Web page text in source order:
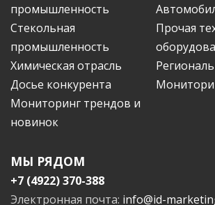
промышленность
Стекольная
промышленность
Прочая
Химическая отрасль
Досье конкурента
Мониторинг трендов и
новинок
МЫ РЯДОМ
+7 (4922) 370-388
Электронная почта: info@id-